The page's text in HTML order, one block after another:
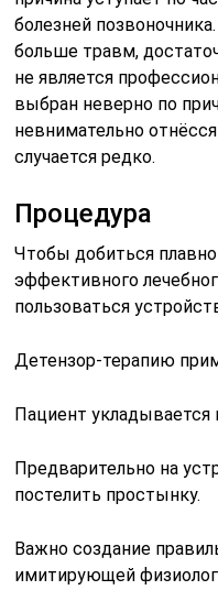
болезней
больше травм,
не является
выбран неверно по
невнимательно
случается редко.
Процедура
Чтобы добиться
эффективного
пользоваться
Детензор-терапию
Пациент укладывается
Предварительно на
постелить простынку.
Важно создание
имитирующей